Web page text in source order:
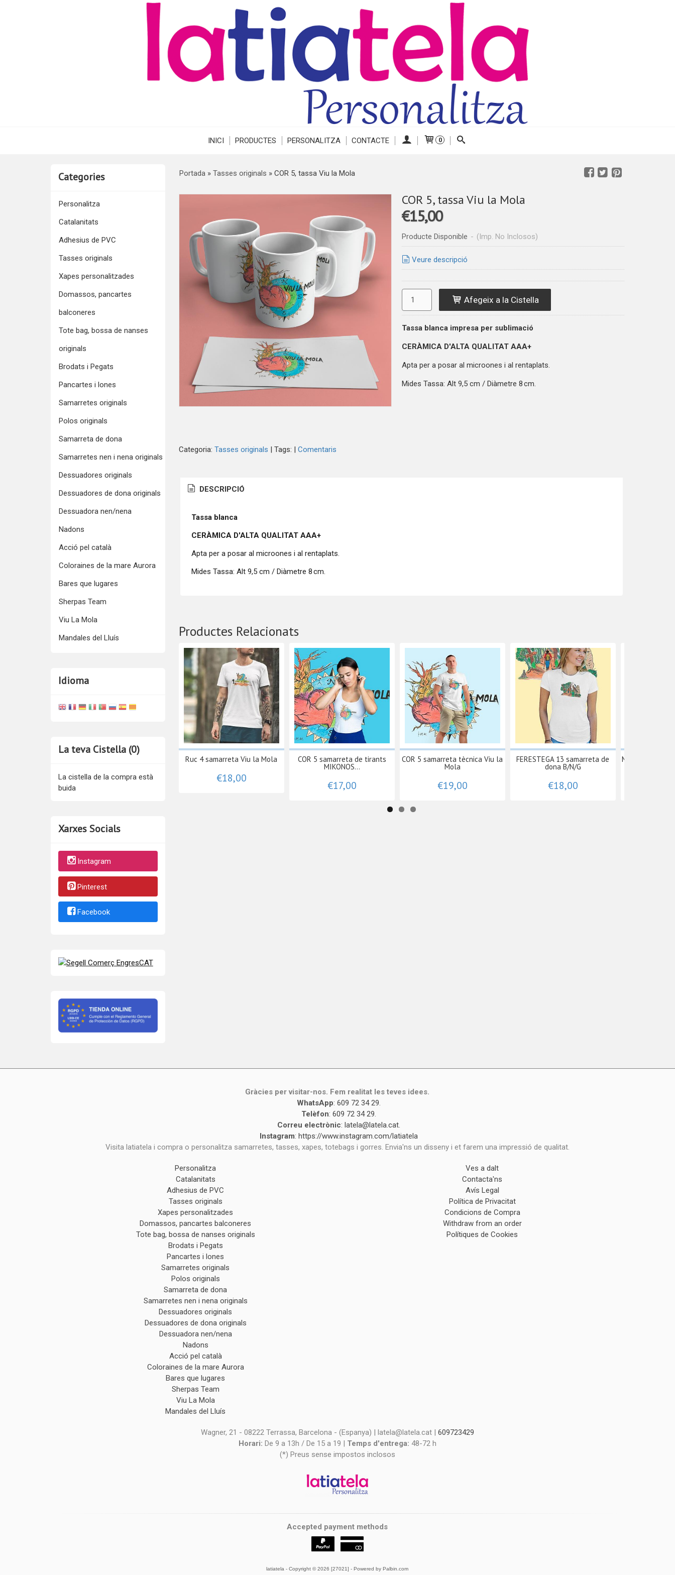
INICI PRODUCTES PERSONALITZA CONTACTE 0
Categories
Personalitza
Catalanitats
Adhesius de PVC
Tasses originals
Xapes personalitzades
Domassos, pancartes
balconeres
Tote bag, bossa de nanses
originals
Brodats i Pegats
Pancartes i lones
Samarretes originals
Polos originals
Samarreta de dona
Samarretes nen i nena originals
Dessuadores originals
Dessuadores de dona originals
Dessuadora nen/nena
Nadons
Acció pel català
Coloraines de la mare Aurora
Bares que lugares
Sherpas Team
Viu La Mola
Mandales del Lluís
Idioma
La teva Cistella (0)
La cistella de la compra està
buida
Xarxes Socials
Instagram
Pinterest
Facebook
Portada» Tasses originals » COR 5, tassa Viu la Mola
COR 5, tassa Viu la Mola
€15,00
Producte Disponible - (Imp. No Inclosos)
Veure descripció
Afegeix a la Cistella
Tassa blanca impresa per sublimació
CERÀMICA D'ALTA QUALITATAAA+
Apta per a posar al microones i al rentaplats.
Mides Tassa: Alt 9,5 cm / Diàmetre 8 cm.
Categoria: Tasses originals | Tags: | Comentaris
DESCRIPCIÓ
Tassa blanca
CERÀMICA D'ALTA QUALITAT AAA+
Apta per a posar al microones i al rentaplats.
Mides Tassa: Alt 9,5 cm / Diàmetre 8 cm.
Productes Relacionats
Ruc 4 samarreta Viu la Mola
€18,00
COR 5 samarreta de tirants
MIKONOS...
€17,00
COR 5 samarreta tècnica Viu la
Mola
€19,00
FERESTEGA 13 samarreta de
dona B/N/G
€18,00
MUNTANYA 9
Gràcies per visitar-nos. Fem realitat les teves idees.
WhatsApp:609 72 34 29.
Telèfon:609 72 34 29.
Correu electrònic:latela@latela.cat.
Instagram:https://www.instagram.com/latiatela
Visita latiatela i compra o personalitza samarretes, tasses, xapes, totebags i gorres. Envia'ns un disseny i et farem una impressió de qualitat.
Personalitza
Catalanitats
Adhesius de PVC
Tasses originals
Xapes personalitzades
Domassos, pancartes balconeres
Tote bag, bossa de nanses originals
Brodats i Pegats
Pancartes i lones
Samarretes originals
Polos originals
Samarreta de dona
Samarretes nen i nena originals
Dessuadores originals
Dessuadores de dona originals
Dessuadora nen/nena
Nadons
Acció pel català
Coloraines de la mare Aurora
Bares que lugares
Sherpas Team
Viu La Mola
Mandales del Lluís
Ves a dalt
Contacta'ns
Avís Legal
Política de Privacitat
Condicions de Compra
Withdraw from an order
Polítiques de Cookies
Wagner, 21 - 08222 Terrassa, Barcelona - (Espanya) | latela@latela.cat | 609723429
Horari: De 9 a 13h / De 15 a 19 | Temps d'entrega: 48-72 h
(*) Preus sense impostos inclosos
Accepted payment methods
latiatela - Copyright © 2026 [27021] - Powered by Palbin.com